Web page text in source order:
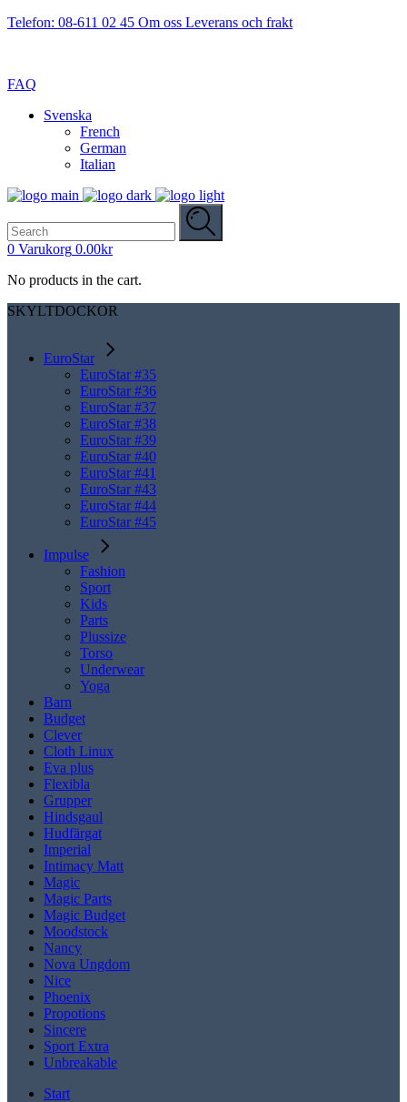
Telefon: 08-611 02 45 Om oss Leverans och frakt
FAQ
Svenska
French
German
Italian
for:
0 Varukorg 0.00kr
No products in the cart.
SKYLTDOCKOR
EuroStar
EuroStar #35
EuroStar #36
EuroStar #37
EuroStar #38
EuroStar #39
EuroStar #40
EuroStar #41
EuroStar #43
EuroStar #44
EuroStar #45
Impulse
Fashion
Sport
Kids
Parts
Plussize
Torso
Underwear
Yoga
Barn
Budget
Clever
Cloth Linux
Eva plus
Flexibla
Grupper
Hindsgaul
Hudfärgat
Imperial
Intimacy Matt
Magic
Magic Parts
Magic Budget
Moodstock
Nancy
Nova Ungdom
Nice
Phoenix
Propotions
Sincere
Sport Extra
Unbreakable
Start